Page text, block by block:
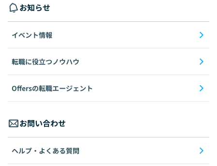
お知らせ
イベント情報
転職に役立つノウハウ
Offersの転職エージェント
お問い合わせ
ヘルプ・よくある質問